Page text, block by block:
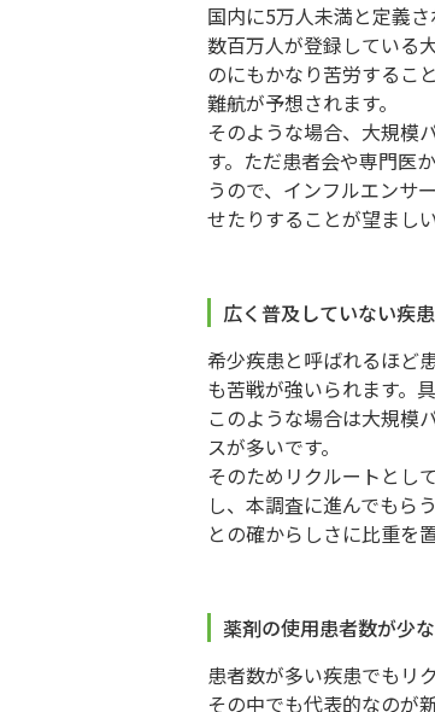
国内に5万人未満と定義
数百万人が登録している
のにもかなり苦労するこ
難航が予想されます。
そのような場合、大規模
す。ただ患者会や専門医
うので、インフルエンサ
せたりすることが望ましい
広く普及していない疾
希少疾患と呼ばれるほど
も苦戦が強いられます。
このような場合は大規模
スが多いです。
そのためリクルートとし
し、本調査に進んでもら
との確からしさに比重を
薬剤の使用患者数が少
患者数が多い疾患でもリ
その中でも代表的なのが